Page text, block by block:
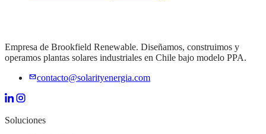
Empresa de Brookfield Renewable. Diseñamos, construimos y
operamos plantas solares industriales en Chile bajo modelo PPA.
contacto@solarityenergia.com
Soluciones